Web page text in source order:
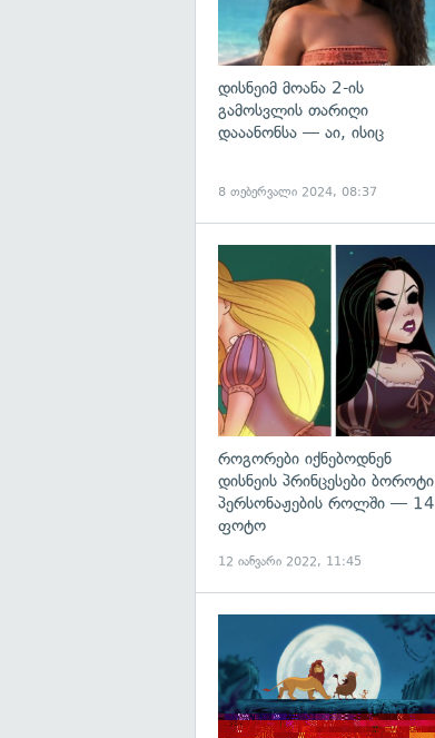
დისნეიმ მოანა 2-ის
გამოსვლის თარიღი
დააანონსა — აი, ისიც
8 თებერვალი 2024, 08:37
როგორები იქნებოდნენ
დისნეის პრინცესები ბოროტი
პერსონაჟების როლში — 14
ფოტო
12 იანვარი 2022, 11:45